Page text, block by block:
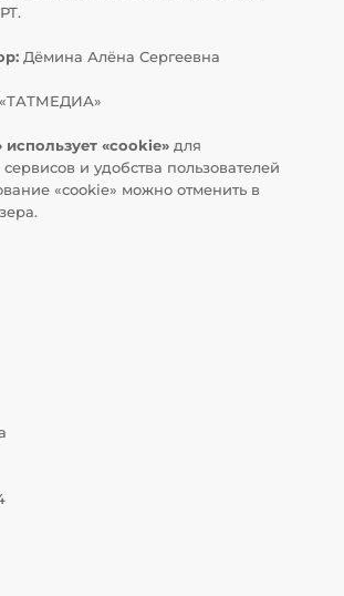
Дёмина Алёна Сергеевна
«cookie» для
и удобства пользователей
«cookie» можно отменить в